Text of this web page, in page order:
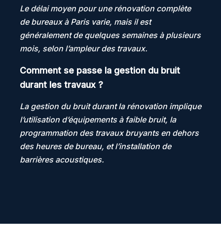
Le délai moyen pour une rénovation complète
de bureaux à Paris varie, mais il est
généralement de quelques semaines à plusieurs
mois, selon l’ampleur des travaux.
Comment se passe la gestion du bruit
durant les travaux ?
La gestion du bruit durant la rénovation implique
l’utilisation d’équipements à faible bruit, la
programmation des travaux bruyants en dehors
des heures de bureau, et l’installation de
barrières acoustiques.